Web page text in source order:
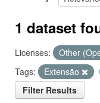
1 dataset
Licenses: Other
Tags:
Extensão
Filter Results